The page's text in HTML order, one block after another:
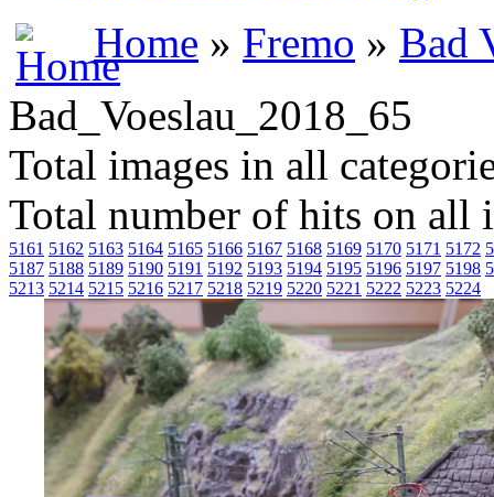
Home » Fremo » Bad
Bad_Voeslau_2018_65
Total images in all
Total number of hits on all
5161 5162 5163 5164 5165 5166 5167 5168 5169 5170 5171 5172
5187 5188 5189 5190 5191 5192 5193 5194 5195 5196 5197 5198
5213 5214 5215 5216 5217 5218 5219 5220 5221 5222 5223 5224